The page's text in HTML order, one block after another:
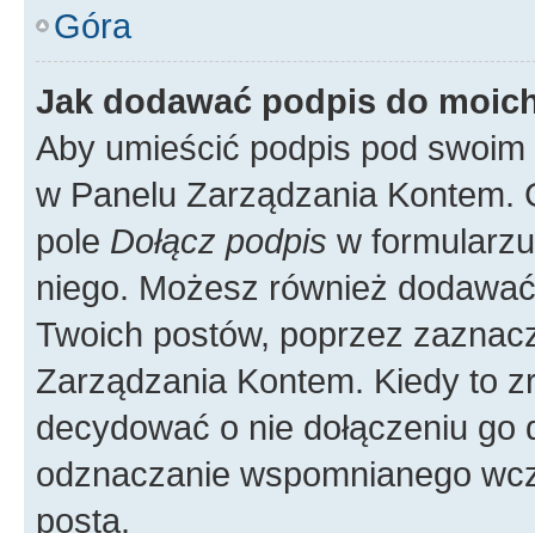
Góra
Jak dodawać podpis do
Aby umieścić podpis pod
w Panelu Zarządzania
pole Dołącz podpis w
niego. Możesz również
Twoich postów, poprzez
Zarządzania Kontem. Kiedy to
decydować o nie dołączeniu
odznaczanie wspomnianego
posta.